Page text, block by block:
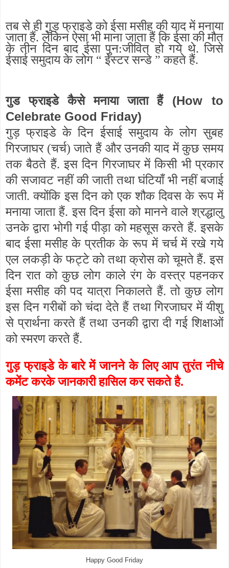
तब से ही गुड़ फ्राइडे को ईसा मसीह की याद में मनाया
जाता हैं. लेकिन ऐसा भी माना जाता हैं कि ईसा की मौत
के तीन दिन बाद ईसा पुन:जीवित हो गये थे. जिसे
ईसाई समुदाय के लोग “ ईस्टर सन्डे ” कहते हैं.
गुड फ्राइडे कैसे मनाया जाता हैं
(How to
Celebrate Good Friday)
गुड़ फ्राइडे के दिन ईसाई समुदाय के लोग सुबह
गिरजाघर (चर्च) जाते हैं और उनकी याद में कुछ समय
तक बैठते हैं. इस दिन गिरजाघर में किसी भी प्रकार
की सजावट नहीं की जाती तथा घंटियाँ भी नहीं बजाई
जाती. क्योंकि इस दिन को एक शौक दिवस के रूप में
मनाया जाता हैं. इस दिन ईसा को मानने वाले श्रद्धालु
उनके द्वारा भोगी गई पीड़ा को महसूस करते हैं. इसके
बाद ईसा मसीह के प्रतीक के रूप में चर्च में रखे गये
एल लकड़ी के फट्टे को तथा क्रोस को चूमते हैं. इस
दिन रात को कुछ लोग काले रंग के वस्त्र पहनकर
ईसा मसीह की पद यात्रा निकालते हैं. तो कुछ लोग
इस दिन गरीबों को चंदा देते हैं तथा गिरजाघर में यीशु
से प्रार्थना करते हैं तथा उनकी द्वारा दी गई शिक्षाओं
को स्मरण करते हैं.
गुड़ फ्राइडे के बारे में जानने के लिए आप तुरंत नीचे
कमेंट करके जानकारी हासिल कर सकते है.
Happy Good Friday